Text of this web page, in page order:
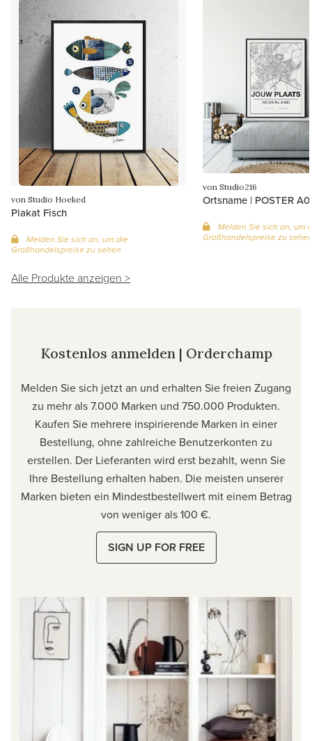
von Studio Hoeked
Plakat Fisch
Melden Sie sich an, um die
Großhandelspreise zu sehen
von Studio216
Ortsname | POSTER A0
Melden Sie sich an, um
Großhandelspreise zu sehen
Alle Produkte anzeigen >
Kostenlos anmelden | Orderchamp
Melden Sie sich jetzt an und erhalten Sie freien Zugang
zu mehr als 7.000 Marken und 750.000 Produkten.
Kaufen Sie mehrere inspirierende Marken in einer
Bestellung, ohne zahlreiche Benutzerkonten zu
erstellen. Der Lieferanten wird erst bezahlt, wenn Sie
Ihre Bestellung erhalten haben. Die meisten unserer
Marken bieten ein Mindestbestellwert mit einem Betrag
von weniger als 100 €.
SIGN UP FOR FREE